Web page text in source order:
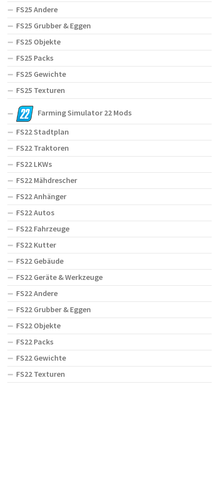
FS25 Andere
FS25 Grubber & Eggen
FS25 Objekte
FS25 Packs
FS25 Gewichte
FS25 Texturen
Farming Simulator 22 Mods
FS22 Stadtplan
FS22 Traktoren
FS22 LKWs
FS22 Mähdrescher
FS22 Anhänger
FS22 Autos
FS22 Fahrzeuge
FS22 Kutter
FS22 Gebäude
FS22 Geräte & Werkzeuge
FS22 Andere
FS22 Grubber & Eggen
FS22 Objekte
FS22 Packs
FS22 Gewichte
FS22 Texturen